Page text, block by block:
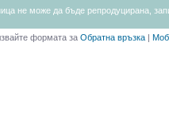
не може да бъде репродуцирана,
формата за Обратна връзка |